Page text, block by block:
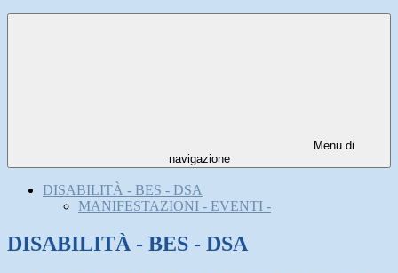
Menu di
navigazione
DISABILITÀ - BES - DSA
MANIFESTAZIONI - EVENTI -
DISABILITÀ - BES - DSA